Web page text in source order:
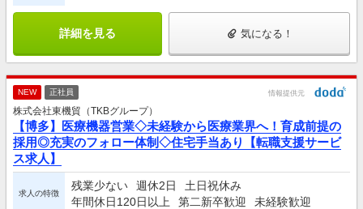
詳細を見る 気になる！
NEW 正社員 情報提供元
株式会社東機貿（TKBグループ）
【博多】医療機器営業◇未経験から医療業界へ！育成前提の
採用◎充実のフォロー体制◇住宅手当あり【転職支援サービ
ス求人】
求人の特徴
残業少ない 週休2日
土日祝休み
年間休日120日以上
第二新卒歓迎 未経験歓迎